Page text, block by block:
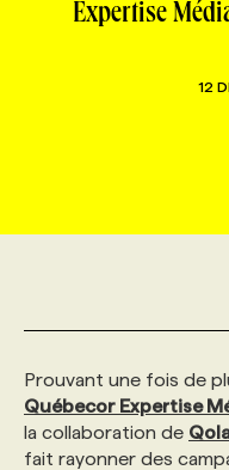
CAMPAGNES
PRIX ET
TOUTES LES
GEO/SEO
VOIR TOUTES
INFOLETTRE EN
FAQ
FORMATIONS
NOS TARIFS
Expertise
12
Prouvant une fois de
Québecor Expertise
la collaboration de
fait rayonner des